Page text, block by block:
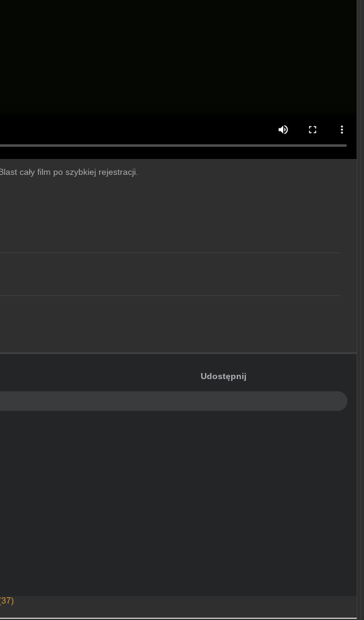
cały film po szybkiej rejestracji.
Udostępnij